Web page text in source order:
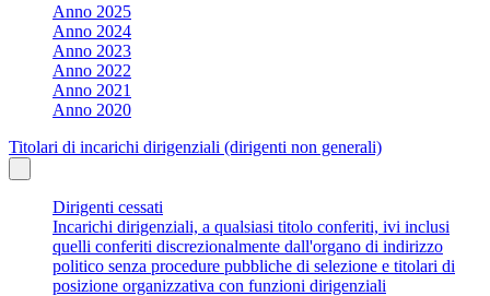
Anno 2025
Anno 2024
Anno 2023
Anno 2022
Anno 2021
Anno 2020
Titolari di incarichi dirigenziali (dirigenti non generali)
Dirigenti cessati
Incarichi dirigenziali, a qualsiasi titolo conferiti, ivi inclusi
quelli conferiti discrezionalmente dall'organo di indirizzo
politico senza procedure pubbliche di selezione e titolari di
posizione organizzativa con funzioni dirigenziali